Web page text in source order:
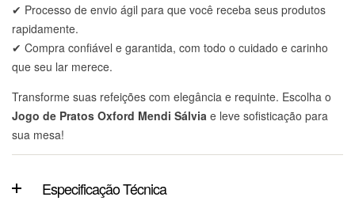
✔ Processo de envio ágil para que você receba seus produtos
rapidamente.
✔ Compra confiável e garantida, com todo o cuidado e carinho
que seu lar merece.
Transforme suas refeições com elegância e requinte. Escolha o
Jogo de Pratos Oxford Mendi Sálvia e leve sofisticação para
sua mesa!
Especificação Técnica